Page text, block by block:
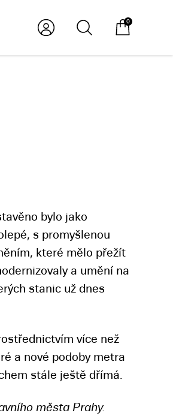
0
bylo jako
s promyšlenou
které mělo přežít
a umění na
stanic už dnes
více než
a nové podoby metra
stále ještě dřímá.
města Prahy.